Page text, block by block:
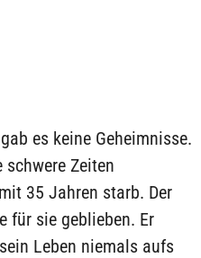
es keine Geheimnisse.
Zeiten
35 Jahren starb. Der
für sie geblieben. Er
Leben niemals aufs